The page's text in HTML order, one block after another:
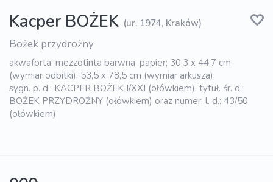
Kacper BOŻEK (ur. 1974, Kraków)
Bożek przydrożny
akwaforta, mezzotinta barwna, papier; 30,3 x 44,7 cm
(wymiar odbitki), 53,5 x 78,5 cm (wymiar arkusza);
sygn. p. d.: KACPER BOŻEK I/XXI (ołówkiem), tytuł. śr. d.:
BOŻEK PRZYDROŻNY (ołówkiem) oraz numer. l. d.: 43/50
(ołówkiem)